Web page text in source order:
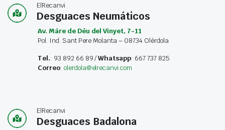
ElRecanvi
Desguaces Neumáticos
Av. Máre de Déu del Vinyet, 7-11
Pol. Ind. Sant Pere Molanta – 08734 Olérdola
Tel.: 93 892 66 89 /Whatsapp: 667 737 825
Correo: olerdola@elrecanvi.com
ElRecanvi
Desguaces Badalona